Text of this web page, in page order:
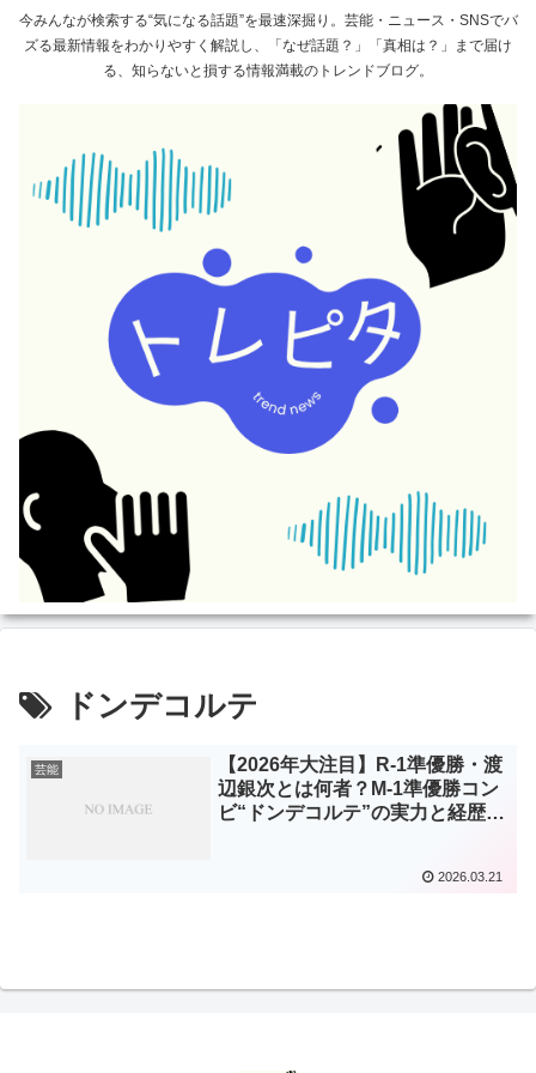
今みんなが検索する“気になる話題”を最速深掘り。芸能・ニュース・SNSでバ
ズる最新情報をわかりやすく解説し、「なぜ話題？」「真相は？」まで届け
る、知らないと損する情報満載のトレンドブログ。
ドンデコルテ
芸能
【2026年大注目】R-1準優勝・渡
辺銀次とは何者？M-1準優勝コン
ビ“ドンデコルテ”の実力と経歴を
2026.03.21